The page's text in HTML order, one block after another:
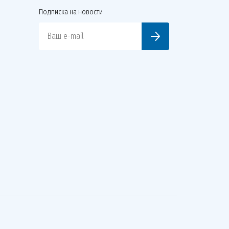
Подписка на новости
Ваш e-mail